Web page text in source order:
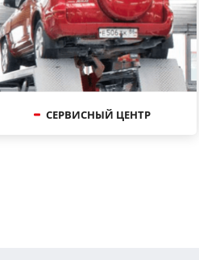
СЕРВИСНЫЙ ЦЕНТР